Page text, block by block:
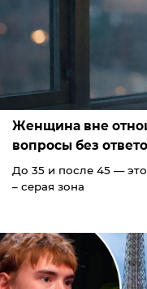
Женщина вне
вопросы без
До 35 и после 45 —
– серая зона